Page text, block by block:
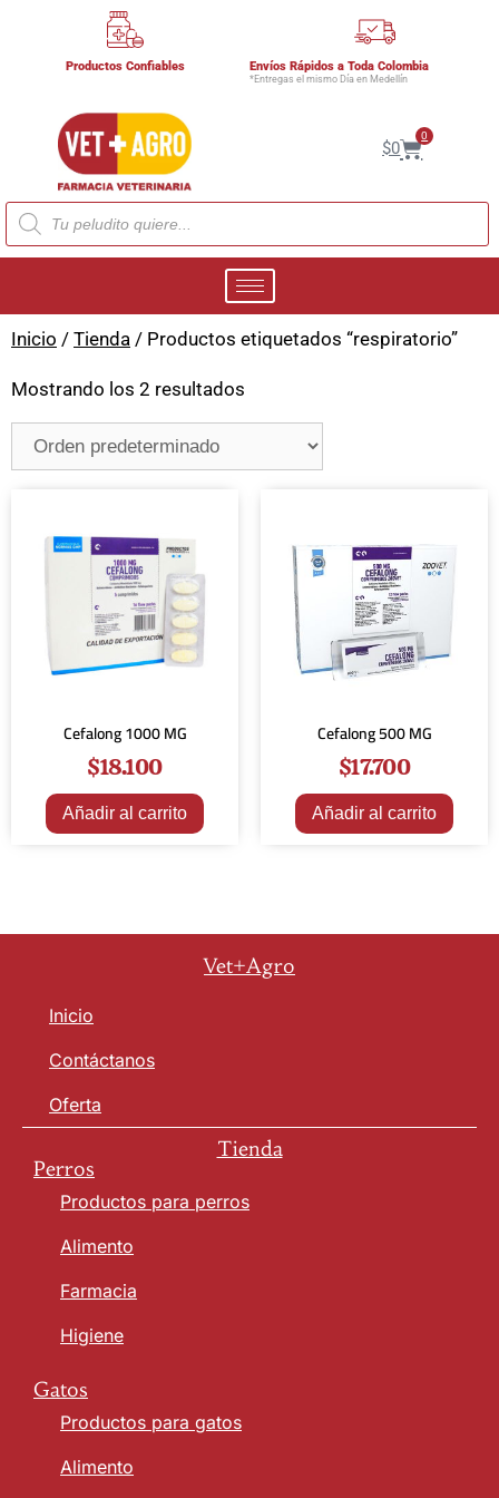
Productos Confiables Envíos Rápidos a Toda Colombia
*Entregas el mismo Día en Medellín
$0
0
Inicio / Tienda / Productos etiquetados “respiratorio”
Mostrando los 2 resultados
Cefalong 1000 MG
$18.100
Añadir al carrito
Cefalong 500 MG
$17.700
Añadir al carrito
Vet+Agro
Inicio
Contáctanos
Oferta
Tienda
Perros
Productos para perros
Alimento
Farmacia
Higiene
Gatos
Productos para gatos
Alimento